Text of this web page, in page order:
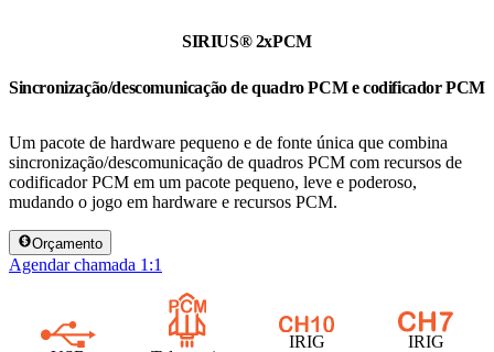
SIRIUS® 2xPCM
Sincronização/descomunicação de quadro PCM e codificador PCM
Um pacote de hardware pequeno e de fonte única que combina
sincronização/descomunicação de quadros PCM com recursos de
codificador PCM em um pacote pequeno, leve e poderoso,
mudando o jogo em hardware e recursos PCM.
Orçamento
Agendar chamada 1:1
IRIG
IRIG